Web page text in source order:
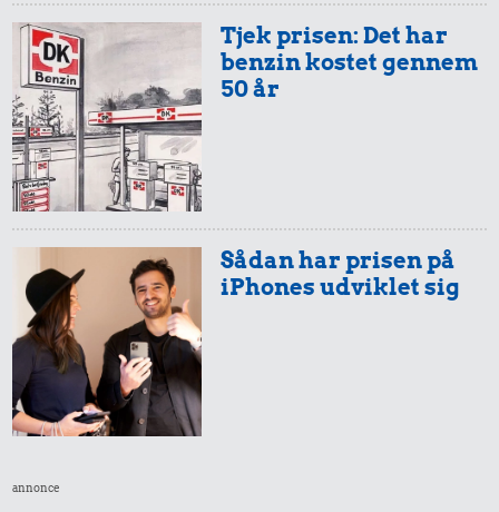
Tjek prisen: Det har
benzin kostet gennem
50 år
Sådan har prisen på
iPhones udviklet sig
annonce